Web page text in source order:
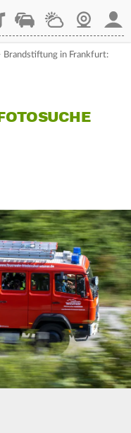
StaupilotWetterWebcam
Brandstiftung in Frankfurt: